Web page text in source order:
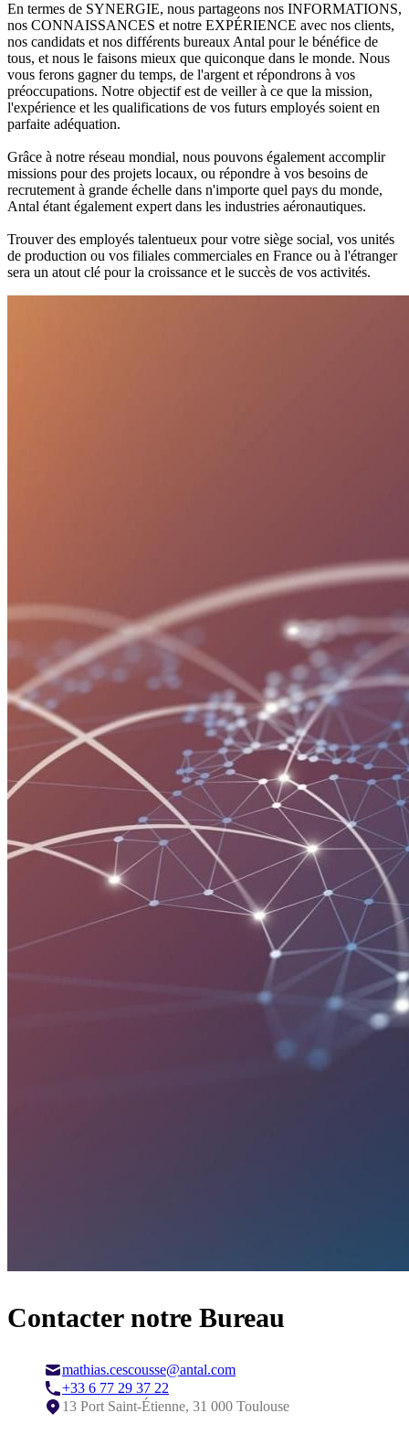
En termes de SYNERGIE, nous partageons nos INFORMATIONS,
nos CONNAISSANCES et notre EXPÉRIENCE avec nos clients,
nos candidats et nos différents bureaux Antal pour le bénéfice de
tous, et nous le faisons mieux que quiconque dans le monde. Nous
vous ferons gagner du temps, de l'argent et répondrons à vos
préoccupations. Notre objectif est de veiller à ce que la mission,
l'expérience et les qualifications de vos futurs employés soient en
parfaite adéquation.
Grâce à notre réseau mondial, nous pouvons également accomplir
missions pour des projets locaux, ou répondre à vos besoins de
recrutement à grande échelle dans n'importe quel pays du monde,
Antal étant également expert dans les industries aéronautiques.
Trouver des employés talentueux pour votre siège social, vos unités
de production ou vos filiales commerciales en France ou à l'étranger
sera un atout clé pour la croissance et le succès de vos activités.
Contacter notre Bureau
mathias.cescousse@antal.com
+33 6 77 29 37 22
13 Port Saint-Étienne, 31 000 Toulouse